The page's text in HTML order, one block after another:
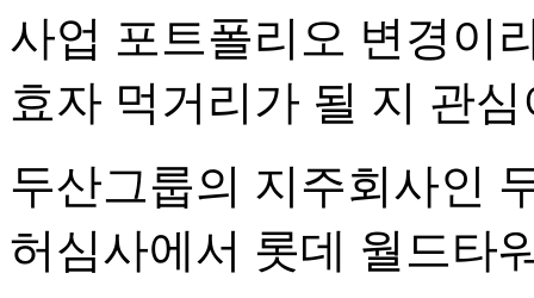
사업 포트폴리오 변경이
효자 먹거리가 될 지 관
두산그룹의 지주회사인
허심사에서 롯데 월드타